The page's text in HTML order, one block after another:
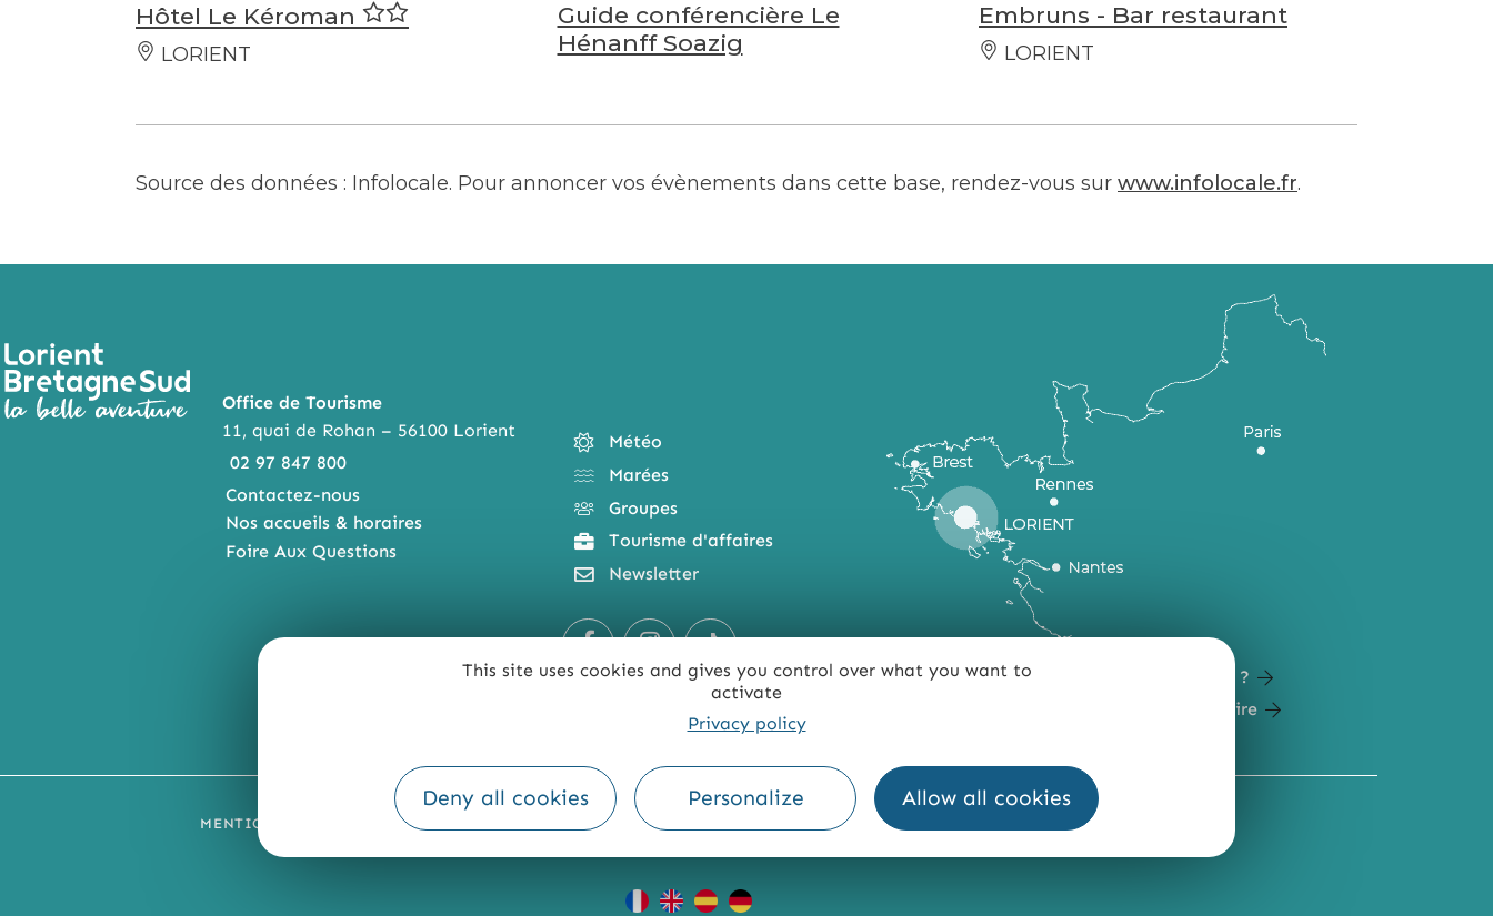
This site uses cookies and gives you control over what you want to
activate
Privacy policy
Deny all cookies Personalize Allow all cookies
Hôtel Le Kéroman
LORIENT
Guide conférencière Le
Hénanff Soazig
Embruns - Bar restaurant
LORIENT
Source des données : Infolocale. Pour annoncer vos évènements dans cette base, rendez-vous sur www.infolocale.fr.
Office de Tourisme
11, quai de Rohan – 56100 Lorient
02 97 847 800
Contactez-nous
Nos accueils & horaires
Foire Aux Questions
Météo
Marées
Groupes
Tourisme d'affaires
Newsletter
Comment venir ?
Carte du territoire
MENTIONS LÉGALES PLAN DU SITE ACCESSIBILITÉ : NON CONFORME PRESSE QUI SOMMES-NOUS ?